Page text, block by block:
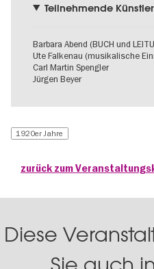
Teilnehmende
Barbara Abend (BUCH und
Ute Falkenau (musikalische
Carl Martin Spengler
Jürgen Beyer
1920er Jahre
zurück zum
Diese